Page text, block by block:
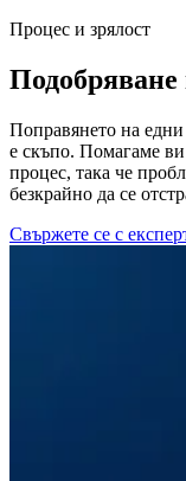
Процес и зрялост
Подобряване
Поправянето на
е скъпо. Помагаме ви
процес, така че
безкрайно да се
Свържете се с